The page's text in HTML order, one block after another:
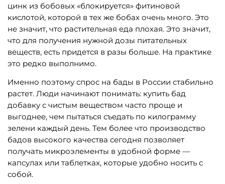
цинк из бобовых «блокируется» фитиновой
кислотой, которой в тех же бобах очень много. Это
не значит, что растительная еда плохая. Это значит,
что для получения нужной дозы питательных
веществ, есть придется в разы больше. На практике
это редко выполнимо.
Именно поэтому спрос на бады в России стабильно
растет. Люди начинают понимать: купить бад
добавку с чистым веществом часто проще и
выгоднее, чем пытаться съедать по килограмму
зелени каждый день. Тем более что производство
бадов высокого качества сегодня позволяет
получать микроэлементы в удобной форме —
капсулах или таблетках, которые удобно носить с
собой.